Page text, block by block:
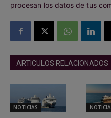
procesan los datos de tus
ARTICULOS RELACIONADOS
NOTICIAS